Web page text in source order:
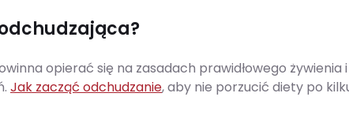
opierać się na zasadach prawidłowego żywienia i
Jak zacząć odchudzanie, aby nie porzucić diety po